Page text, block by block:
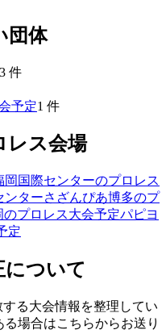
団体
3 件
予定1 件
レス会場
岡国際センターのプロレス
ターさざんぴあ博多のプ
のプロレス大会予定パピヨ
定
について
る大会情報を整理してい
場合はこちらからお送り